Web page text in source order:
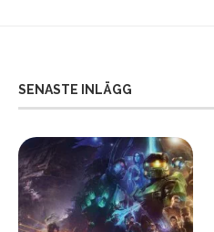
SENASTE INLÄGG